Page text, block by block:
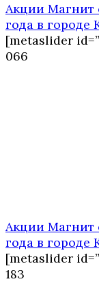
Акции Магнит
года в городе
[metaslider
066
Акции Магнит
года в городе
[metaslider
183